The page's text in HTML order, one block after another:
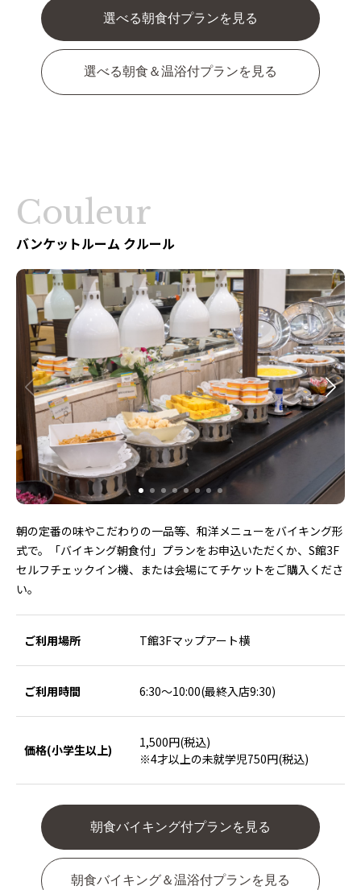
選べる朝食付プランを見る
選べる朝食＆温浴付プランを見る
Couleur
バンケットルーム クルール
朝の定番の味やこだわりの一品等、和洋メニューをバイキング形
式で。「バイキング朝食付」プランをお申込いただくか、S館3F
セルフチェックイン機、または会場にてチケットをご購入くださ
い。
ご利用場所 T館3Fマップアート横
ご利用時間 6:30～10:00(最終入店9:30)
価格(小学生以上)
1,500円(税込)
※4才以上の未就学児750円(税込)
朝食バイキング付プランを見る
朝食バイキング＆温浴付プランを見る